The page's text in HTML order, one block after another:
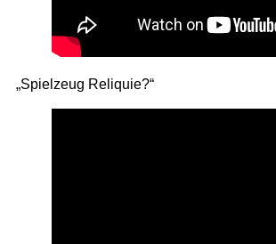
„Spielzeug Reliquie?“